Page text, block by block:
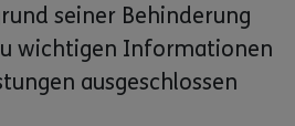
seiner Behinderung
wichtigen Informationen
ausgeschlossen